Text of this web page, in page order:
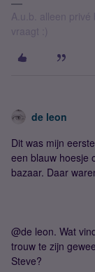
A.u.b. alleen privé
vraagt :)
de leon
Dit was mijn
een blauw hoesje
bazaar. Daar
@de leon. Wat
trouw te zijn
Steve?